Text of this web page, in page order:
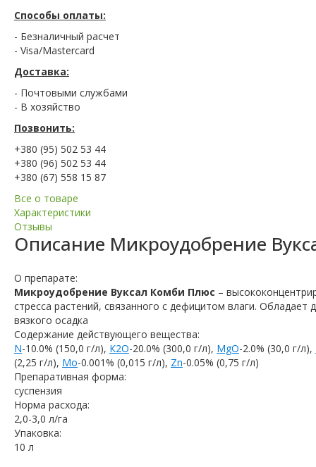
Способы оплаты:
- Безналичный расчет
- Visa/Mastercard
Доставка:
- Почтовыми службами
- В хозяйство
Позвонить:
+380 (95) 502 53 44
+380 (96) 502 53 44
+380 (67) 558 15 87
Все о товаре
Характеристики
Отзывы
Описание Микроудобрение
О препарате:
Микроудобрение Вуксал Комби Плюс –
стресса растений, связанного с дефицитом влаги.
вязкого осадка
Содержание действующего вещества:
N-10.0% (150,0 г/л), К2О-20.0% (300,0 г/л), MgO-2.0% (30,0 г/л),
(2,25 г/л), Mo-0.001% (0,015 г/л), Zn-0.05% (0,75 г/л)
Препаративная форма:
суспензия
Норма расхода:
2,0-3,0 л/га
Упаковка:
10 л